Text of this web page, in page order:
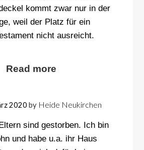
kommt zwar nur in der
weil der Platz für ein
nicht ausreicht.
Read more
2020 by Heide Neukirchen
sind gestorben. Ich bin
und habe u.a. ihr Haus